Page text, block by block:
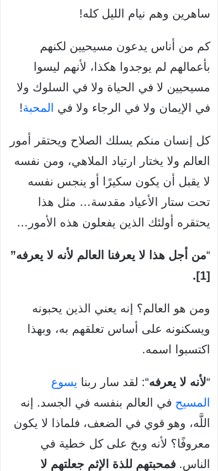
ساهرين وهم نيام الليل كله!
كم من أناس يدعون مسيحيين لكنهم
بأعمالهم لم يوجدوا هكذا، لأنهم ليسوا
مسيحيين لا في الحياة ولا في السلوك ولا
في الإيمان ولا في الرجاء ولا في
المحبة!
كل إنسان منكم يسلك الصلاح ويحتقر أمور
العالم ولا يختار ارتياد الملاهي، ومن نفسه
لا يقبل أن يكون سكيرًا أو ينجس نفسه
تحت ستار الأعياد مقدسة… مثل هذا
يحتقره أولئك الذين يفعلون هذه الأمور…
“من أجل هذا لا يعرفنا العالم لأنه لا يعرفه”
[1].
ومن هو العالم؟ إنه يعني الذين يحبونه
ويسكنونه على أساس تعلقهم به، وبهذا
اكتسبوا اسمه.
“لأنه لا يعرفه“: لقد سار ربنا يسوع
المسيح في العالم بنفسه في الجسد. إنه
اللَّه، وهو قوي في الضعف، فلماذا لا يكون
معروفًا؟ لأنه وبخ على كل خطية في
الناس. فمحبتهم للذة الإثم جعلتهم لا